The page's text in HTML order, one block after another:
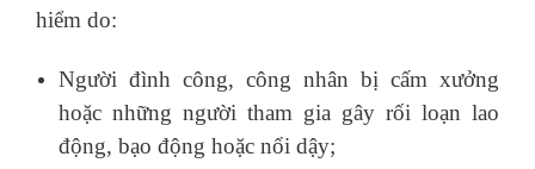
hiểm do:
Người đình công, công nhân bị cấm xưởng
hoặc những người tham gia gây rối loạn lao
động, bạo động hoặc nổi dậy;